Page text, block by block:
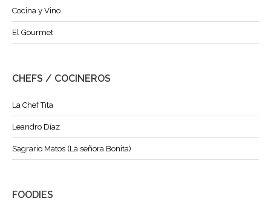
Cocina y Vino
El Gourmet
CHEFS / COCINEROS
La Chef Tita
Leandro Díaz
Sagrario Matos (La señora Bonita)
FOODIES